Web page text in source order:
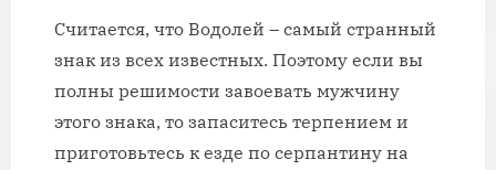
Считается, что Водолей – самый странный
знак из всех известных. Поэтому если вы
полны решимости завоевать мужчину
этого знака, то запаситесь терпением и
приготовьтесь к езде по серпантину на